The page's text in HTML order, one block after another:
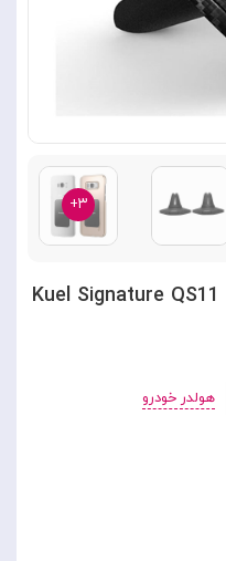
۳+
هولدر خودرو